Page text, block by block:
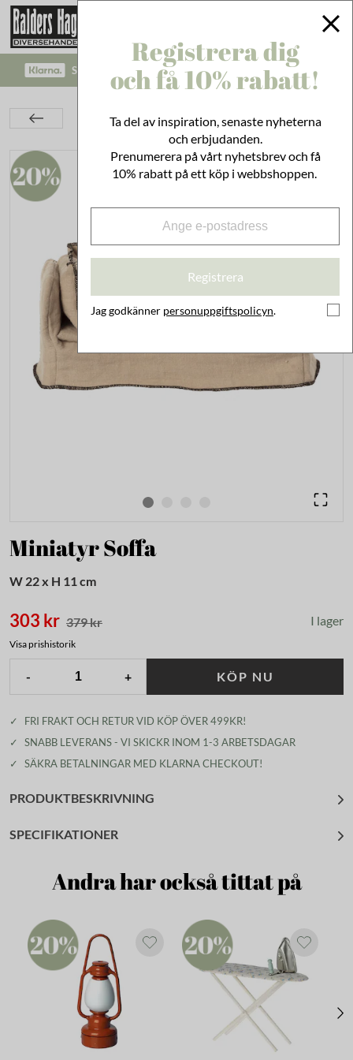
SÄKRA BETALNINGAR MED KLARNA CHECKOUT!
Miniatyr Soffa
Miniatyr Soffa
W 22 x H 11 cm
303 kr 379 kr I lager
Visa prishistorik
- + KÖP NU
✓
FRI FRAKT OCH RETUR VID KÖP ÖVER 499KR!
✓
SNABB LEVERANS - VI SKICKR INOM 1-3 ARBETSDAGAR
✓
SÄKRA BETALNINGAR MED KLARNA CHECKOUT!
PRODUKTBESKRIVNING
SPECIFIKATIONER
Andra har också tittat på
Registrera dig
och få 10% rabatt!
Ta del av inspiration, senaste nyheterna
och erbjudanden.
Prenumerera på vårt nyhetsbrev och få
10% rabatt på ett köp i webbshoppen.
Registrera
Jag godkänner personuppgiftspolicyn.